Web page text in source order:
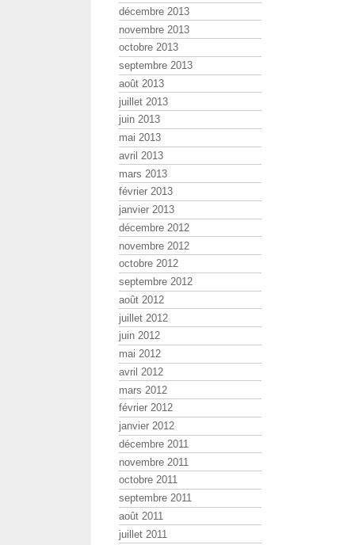
décembre 2013
novembre 2013
octobre 2013
septembre 2013
août 2013
juillet 2013
juin 2013
mai 2013
avril 2013
mars 2013
février 2013
janvier 2013
décembre 2012
novembre 2012
octobre 2012
septembre 2012
août 2012
juillet 2012
juin 2012
mai 2012
avril 2012
mars 2012
février 2012
janvier 2012
décembre 2011
novembre 2011
octobre 2011
septembre 2011
août 2011
juillet 2011